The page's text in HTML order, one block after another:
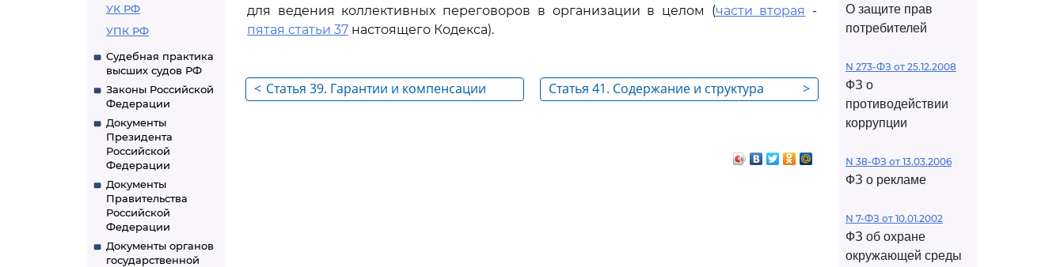
УК РФ
УПК РФ
Судебная практика
высших судов РФ
Законы Российской
Федерации
Документы
Президента
Российской
Федерации
Документы
Правительства
Российской
Федерации
Документы органов
государственной
для ведения коллективных переговоров в организации в целом (части вторая
-
пятая статьи 37 настоящего Кодекса).
< Статья 39. Гарантии и компенсации
>
Статья 41. Содержание и структура
О защите прав
потребителей
N 273-ФЗ от 25.12.2008
ФЗ о
противодействии
коррупции
N 38-ФЗ от 13.03.2006
ФЗ о рекламе
N 7-ФЗ от 10.01.2002
ФЗ об охране
окружающей среды